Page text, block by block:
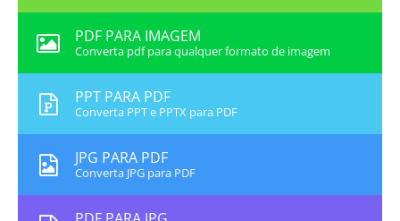
PDF PARA IMAGEM
Converta pdf para qualquer formato de imagem
PPT PARA PDF
Converta PPT e PPTX para PDF
JPG PARA PDF
Converta JPG para PDF